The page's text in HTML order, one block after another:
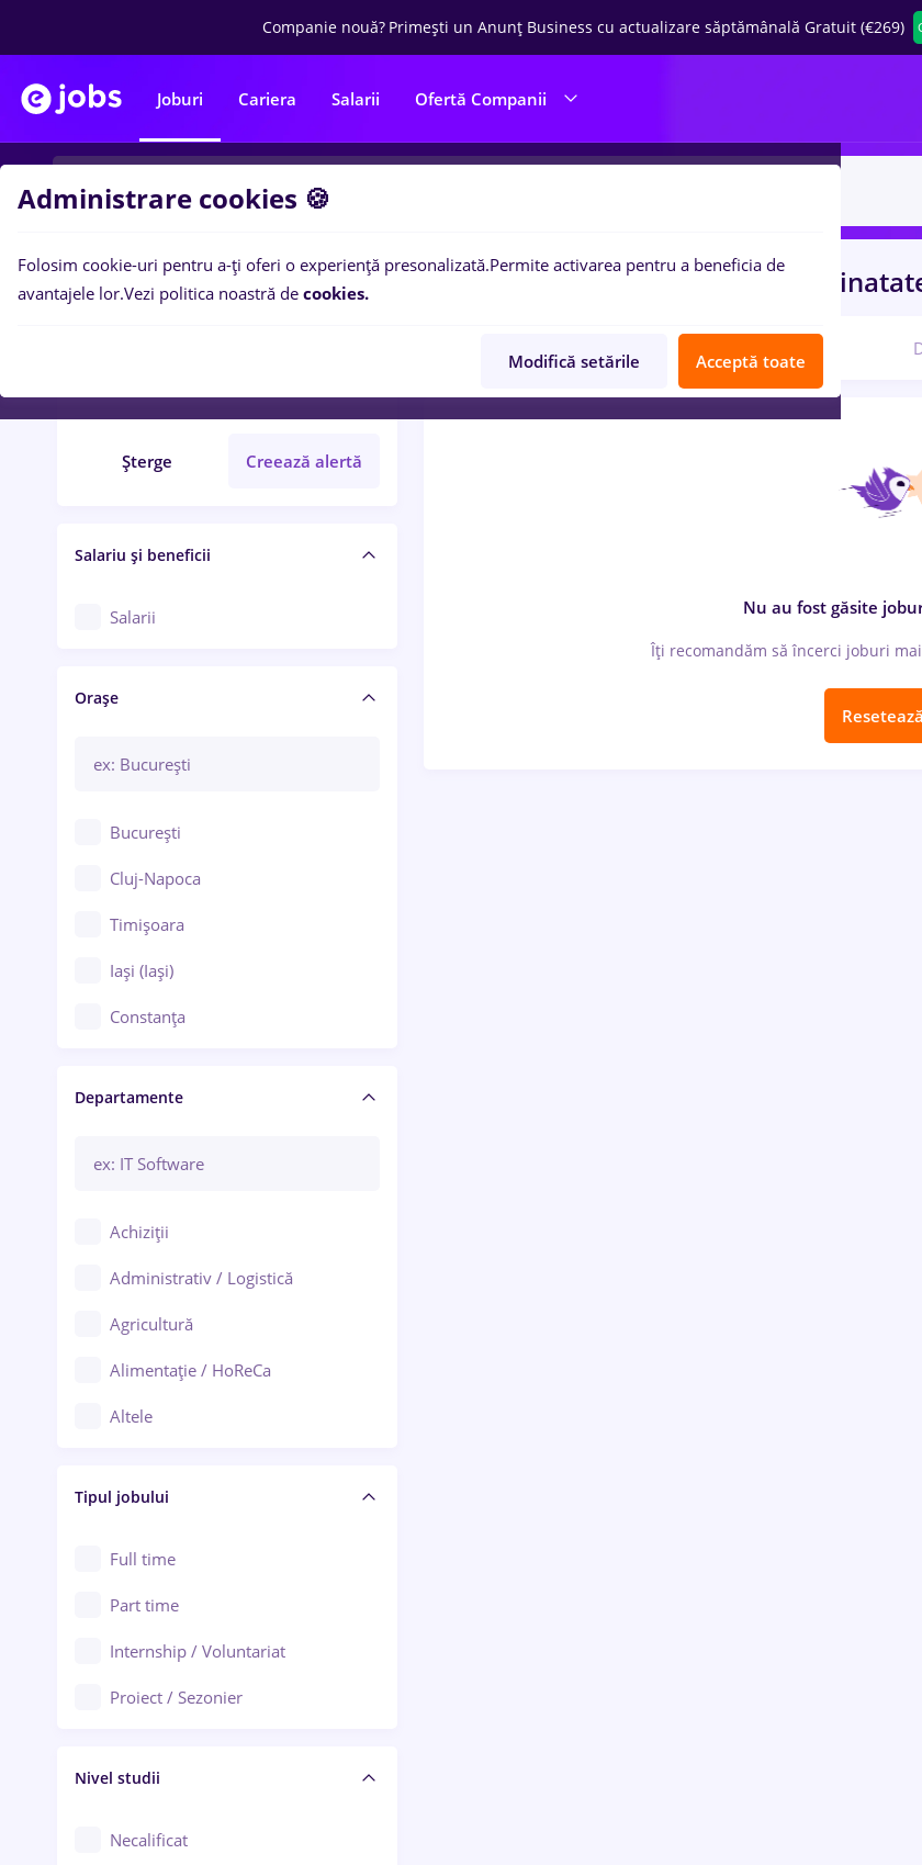
Companie nouă? Primești un Anunț Business cu actualizare săptămânală Gratuit (€269)
Joburi Cariera Salarii Ofertă Companii
Filtre
Șterge Creează alertă
Salariu și beneficii
Salarii
Orașe
București
Cluj-Napoca
Timișoara
Iași (Iași)
Constanța
Brașov
Bacău
Galați (Galați)
Ploiești
Arad
Baia Mare
Bârlad
Bistrița (Bistrița-Năsăud)
Departamente
Achiziții
Administrativ / Logistică
Agricultură
Alimentație / HoReCa
Altele
Asigurări
Au pair / Babysitter / Curățenie
Audit / Consultanță
Auto / Echipamente
Automatizări
Cercetare - dezvoltare
Chimie / Biochimie
Tipul jobului
Full time
Part time
Internship / Voluntariat
Proiect / Sezonier
Nivel studii
Necalificat
0locuri de muncamed lifein
Nu au fost găsite
Îți recomandăm să încerci joburi
Administrare cookies 🍪
Folosim cookie-uri pentru a-ți oferi o experiență presonalizată.Permite activarea pentru a beneficia de
avantajele lor.Vezi politica noastră de cookies.
Modifică setările Acceptă toate